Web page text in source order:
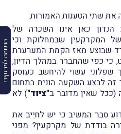
הרשמה למבזקים
את שתי הטענות האמורות.
הנדון כאן אינו השכרה של
המקרקעין שבמחלוקת וכי
שבוצע מאז הקמת המערערת
כי כפי שהתברר במהלך הדיון,
שפלוני עשוי להיחשב כעוסק
זה לבצע השקעה הונית בתחום
שאין מדובר ב"ציוד") לא
סבר המשיב כי יש לחיֵיב את
בודדת של מקרקעין? מפני